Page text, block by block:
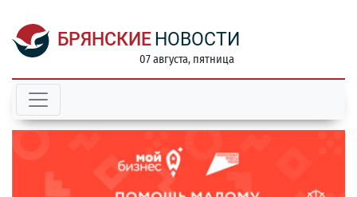
БРЯНСКИЕ НОВОСТИ
07 августа, пятница